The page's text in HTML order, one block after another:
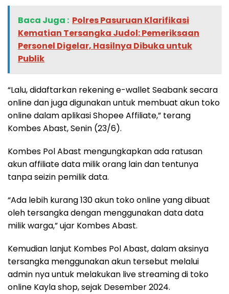
Baca Juga : Polres Pasuruan Klarifikasi
Kematian Tersangka Judol: Pemeriksaan
Personel Digelar, Hasilnya Dibuka untuk
Publik
“Lalu, didaftarkan rekening e-wallet Seabank secara
online dan juga digunakan untuk membuat akun toko
online dalam aplikasi Shopee Affiliate,” terang
Kombes Abast, Senin (23/6).
Kombes Pol Abast mengungkapkan ada ratusan
akun affiliate data milik orang lain dan tentunya
tanpa seizin pemilik data.
“Ada lebih kurang 130 akun toko online yang dibuat
oleh tersangka dengan menggunakan data data
milik warga,” ujar Kombes Abast.
Kemudian lanjut Kombes Pol Abast, dalam aksinya
tersangka menggunakan akun tersebut melalui
admin nya untuk melakukan live streaming di toko
online Kayla shop, sejak Desember 2024.